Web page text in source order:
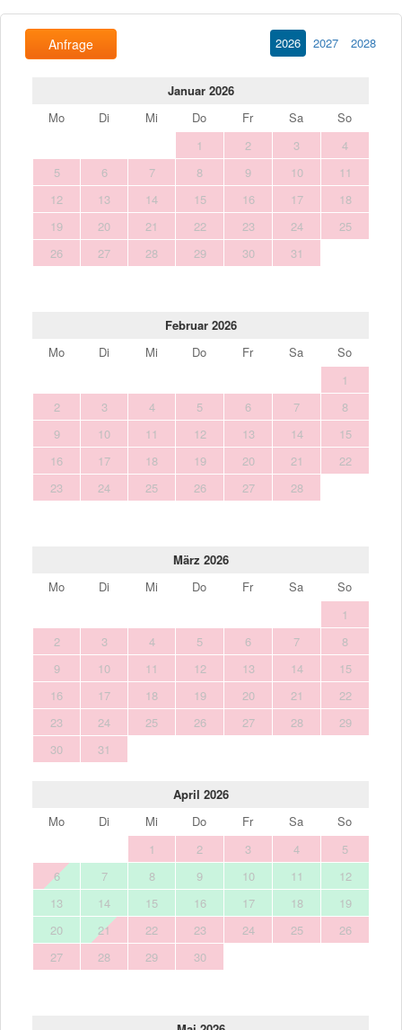
Anfrage 2026 2027 2028
Januar 2026
Mo
Di Mi Do Fr Sa
So
1
2 3
4
5
6 7 8 9 10
11
12
13 14 15 16 17
18
19
20 21 22 23 24
25
26
27 28 29 30 31
Februar 2026
Mo
Di Mi Do Fr Sa
So
1
2
3 4 5 6 7
8
9
10 11 12 13 14
15
16
17 18 19 20 21
22
23
24 25 26 27 28
März 2026
Mo
Di Mi Do Fr Sa
So
1
2
3 4 5 6 7
8
9
10 11 12 13 14
15
16
17 18 19 20 21
22
23
24 25 26 27 28
29
30
31
April 2026
Mo
Di Mi Do Fr Sa
So
1
2 3 4
5
6
7 8 9 10 11
12
13
14 15 16 17 18
19
20
21 22 23 24 25
26
27
28 29 30